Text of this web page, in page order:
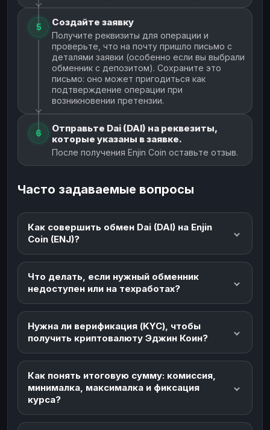
5 Создайте заявку
Получите реквизиты для операции и
проверьте, что на почту пришло письмо с
деталями заявки (особенно если вы выбрали
обменник с депозитом). Сохраните это
письмо: оно может пригодиться как
подтверждение операции при
возникновении претензии.
6
Отправьте Dai (DAI) на реквезиты,
которые указаны в заявке.
После получения Enjin Coin оставьте отзыв.
Часто задаваемые вопросы
Как совершить обмен Dai (DAI) на Enjin
Coin (ENJ)?
Что делать, если нужный обменник
недоступен или на техработах?
Нужна ли верификация (KYC), чтобы
получить криптовалюту Эджин Коин?
Как понять итоговую сумму: комиссия,
минималка, максималка и фиксация
курса?